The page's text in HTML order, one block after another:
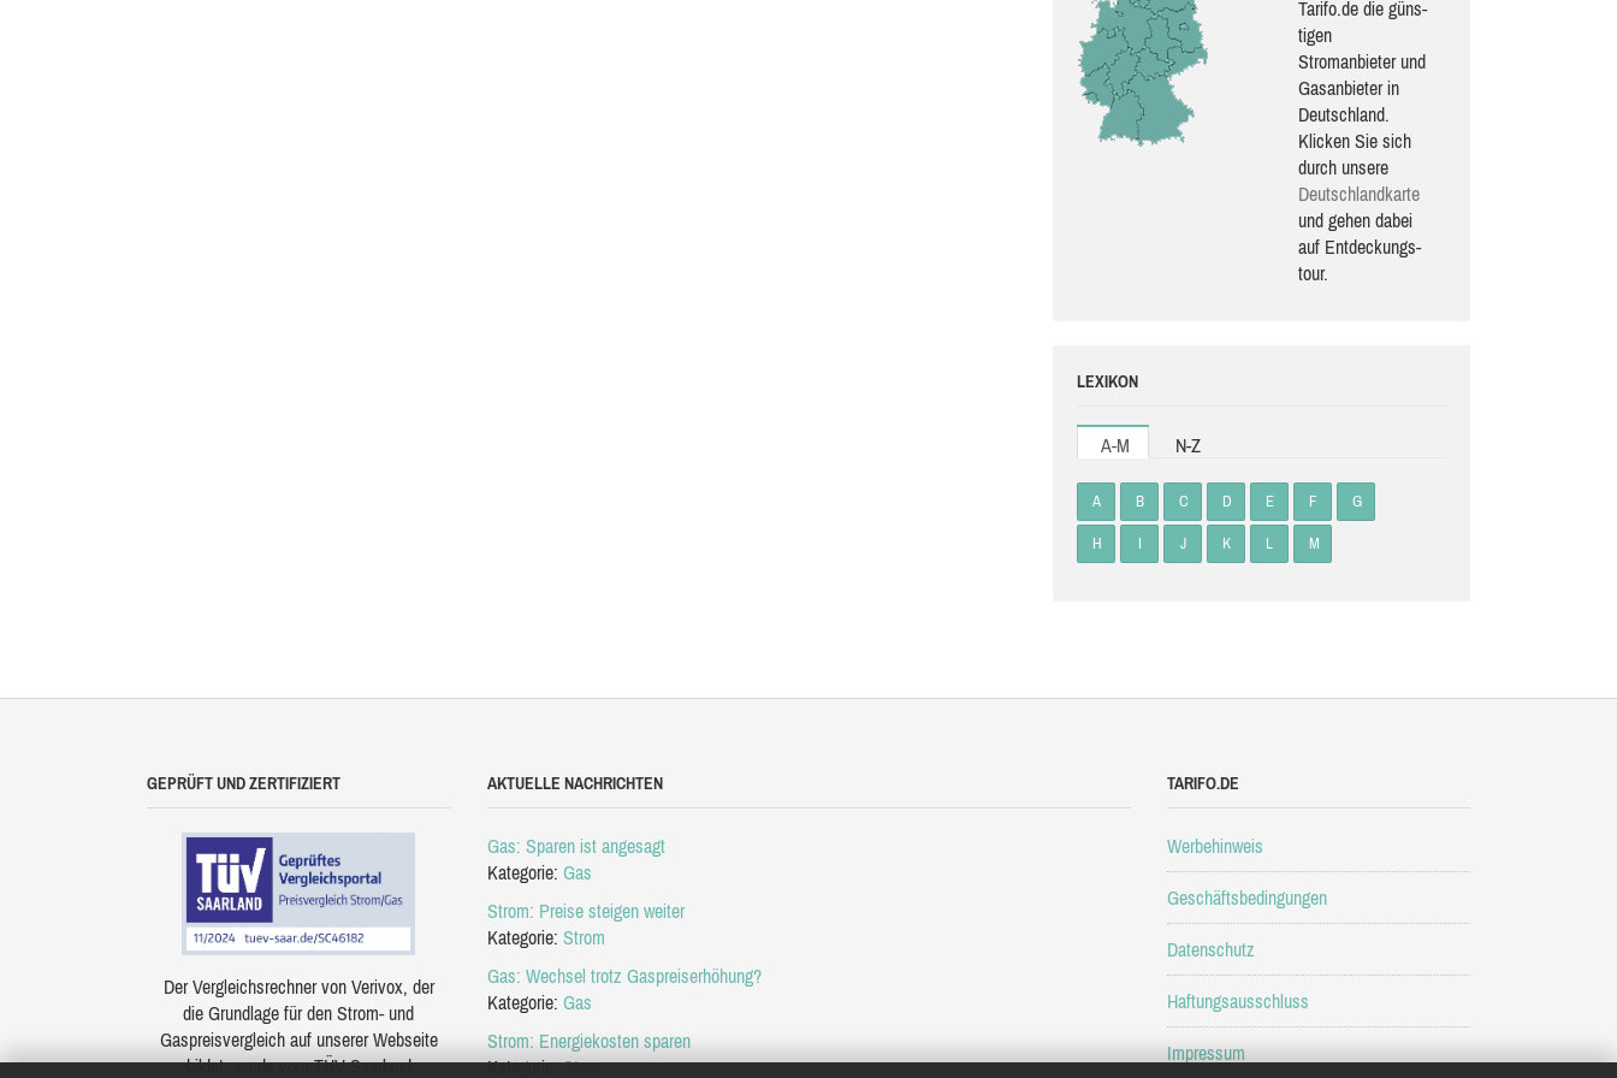
Tarifo.de die güns­
ti­gen
Stromanbieter und
Gasanbieter in
Deutschland.
Klicken Sie sich
durch unsere
Deutsch­land­karte
und gehen dabei
auf Ent­de­ckungs­
tour.
LEXIKON
A-M N-Z
A B C D E F G
H I J K L M
GEPRÜFT UND ZERTIFIZIERT
Der Vergleichsrechner von Verivox, der
die Grundlage für den Strom- und
Gaspreisvergleich auf unserer Webseite
bildet, wurde vom TÜV Saarland
AKTUELLE NACHRICHTEN
Gas: Sparen ist angesagt
Kategorie: Gas
Strom: Preise steigen weiter
Kategorie: Strom
Gas: Wechsel trotz Gaspreiserhöhung?
Kategorie: Gas
Strom: Energiekosten sparen
Kategorie:Strom
TARIFO.DE
Werbehinweis
Geschäftsbedingungen
Datenschutz
Haftungsausschluss
Impressum